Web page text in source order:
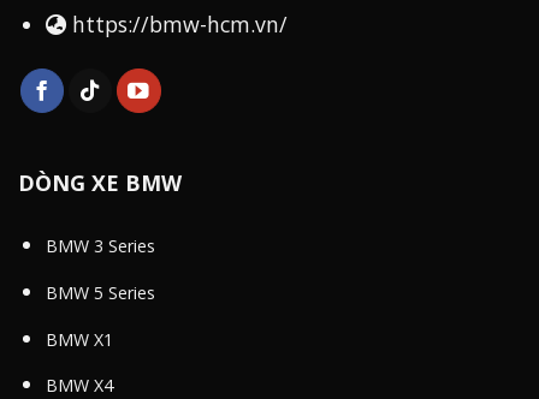
https://bmw-hcm.vn/
DÒNG XE BMW
BMW 3 Series
BMW 5 Series
BMW X1
BMW X4